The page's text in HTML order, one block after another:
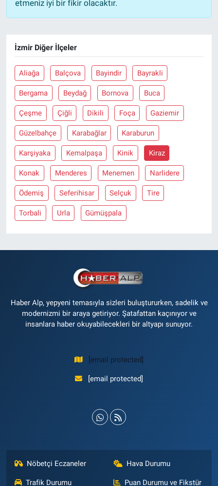
etmeniz iyi bir fikir olacaktır.
İzmir Diğer İlçeler
Aliağa Balçova Bayindir Bayrakli
Bergama Beydağ Bornova Buca
Çeşme Çiğli Dikili Foça Gaziemir
Güzelbahçe Karabağlar Karaburun
Karşiyaka Kemalpaşa Kinik Kiraz
Konak Menderes Menemen Narlidere
Ödemiş Seferihisar Selçuk Tire
Torbali Urla Gümüşpala
Haber Alp, yepyeni temasıyla sizleri buluştururken, sadelik ve
modernizmi bir araya getiriyor. Şatafattan kaçınıyor ve
insanlara haber okuyabilecekleri bir altyapı sunuyor.
[email protected]
[email protected]
Nöbetçi Eczaneler Hava Durumu
Trafik Durumu Puan Durumu ve Fikstür